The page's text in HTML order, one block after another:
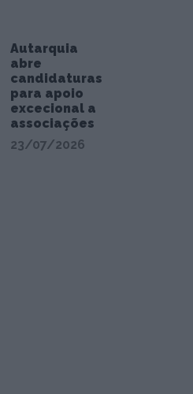
Autarquia
abre
candidaturas
para apoio
excecional a
associações
23/07/2026